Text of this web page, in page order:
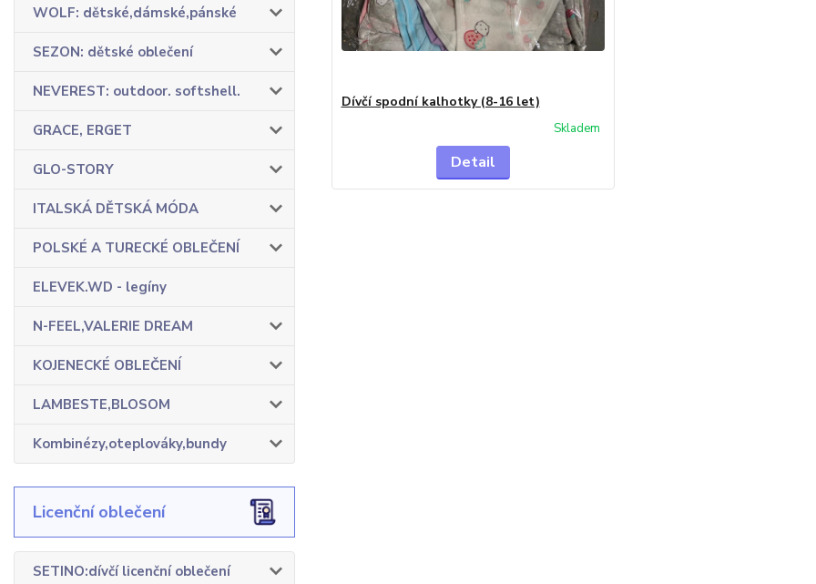
WOLF: dětské,dámské,pánské
SEZON: dětské oblečení
NEVEREST: outdoor. softshell.
GRACE, ERGET
GLO-STORY
ITALSKÁ DĚTSKÁ MÓDA
POLSKÉ A TURECKÉ OBLEČENÍ
ELEVEK.WD - legíny
N-FEEL,VALERIE DREAM
KOJENECKÉ OBLEČENÍ
LAMBESTE,BLOSOM
Kombinézy,oteplováky,bundy
Licenční oblečení
SETINO:dívčí licenční oblečení
Dívčí spodní kalhotky (8-16 let)
Skladem
Detail